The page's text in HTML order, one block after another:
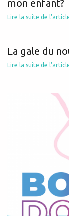
mon enfant?
Lire la suite de
La gale du
Lire la suite de